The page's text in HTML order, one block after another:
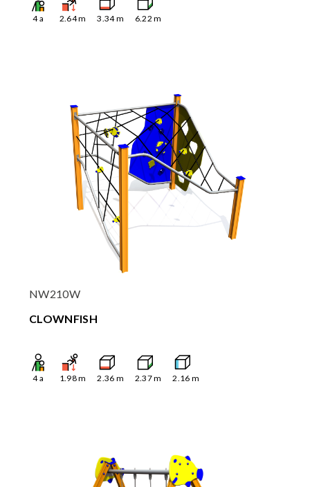
4a 2.64m 3.34m 6.22 m
NW210W
CLOWNFISH
4a 1.98m 2.36 m 2.37m 2.16 m